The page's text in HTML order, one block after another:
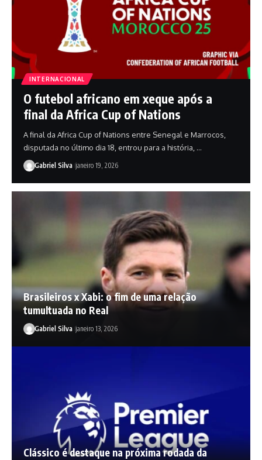
INTERNACIONAL
O futebol africano em xeque após a
final da Africa Cup of Nations
A final da Africa Cup of Nations entre Senegal e Marrocos,
disputada no último dia 18, entrou para a história, …
Gabriel Silva janeiro 19, 2026
Brasileiros x Xabi: o fim de uma relação
tumultuada no Real
Gabriel Silva janeiro 13, 2026
Clássico é destaque na próxima rodada da